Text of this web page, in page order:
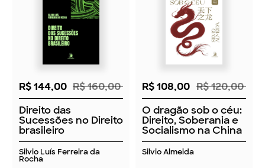
R$ 144,00 R$ 160,00
Direito das
Sucessões no Direito
brasileiro
Silvio Luís Ferreira da
Rocha
R$ 108,00 R$ 120,00
O dragão sob o céu:
Direito, Soberania e
Socialismo na China
Silvio Almeida